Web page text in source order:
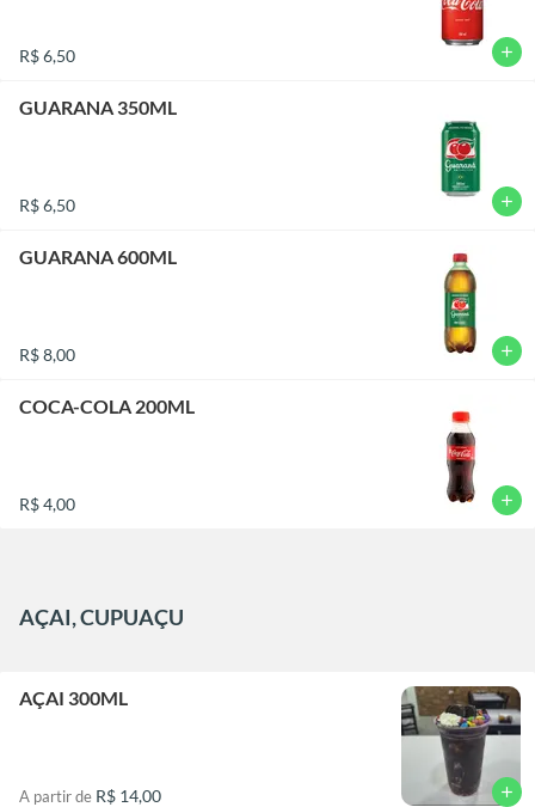
R$ 6,50 add
GUARANA 350ML
R$ 6,50 add
GUARANA 600ML
R$ 8,00 add
COCA-COLA 200ML
R$ 4,00 add
AÇAI, CUPUAÇU
AÇAI 300ML
A partir de R$ 14,00 add